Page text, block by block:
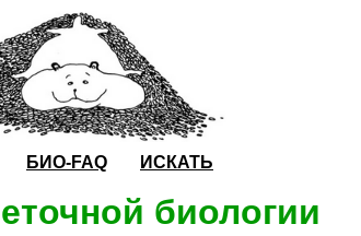
БИО-FAQ ИСКАТЬ
биологии